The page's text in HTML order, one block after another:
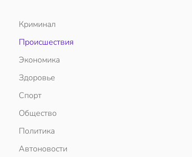
Криминал
Происшествия
Экономика
Здоровье
Спорт
Общество
Политика
Автоновости